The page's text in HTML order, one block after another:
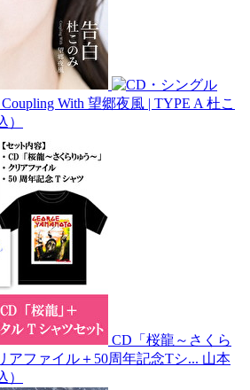
With 望郷夜風 | TYPE A 杜こ
）
CD「桜龍～さくら
アファイル＋50周年記念Tシ... 山本
）